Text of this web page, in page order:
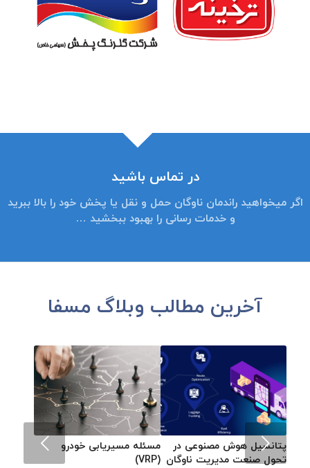
در تماس باشید
اگر میخواهید راندمان ناوگان حمل و نقل یا پخش خود را بالا ببرید
و خدمات رسانی را بهبود ببخشید …
آخرین مطالب وبلاگ مسفا
پتانسیل هوش مصنوعی در
تحول صنعت مدیریت ناوگان
مسئله مسیریابی خودرو
(VRP)
قبلی